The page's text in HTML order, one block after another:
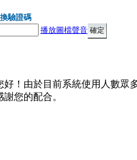
驗證碼
播放圖檔聲音
好！由於目前系統使用人數眾
您的配合。